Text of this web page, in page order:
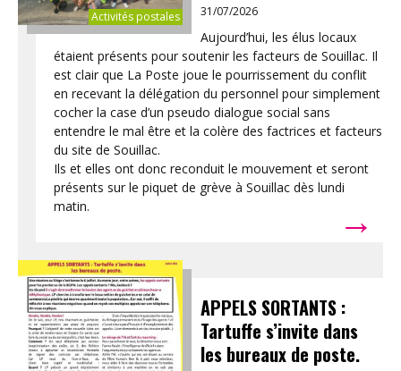
Activités postales 31/07/2026
Aujourd’hui, les élus locaux
étaient présents pour soutenir les facteurs de Souillac. Il
est clair que La Poste joue le pourrissement du conflit
en recevant la délégation du personnel pour simplement
cocher la case d’un pseudo dialogue social sans
entendre le mal être et la colère des factrices et facteurs
du site de Souillac.
Ils et elles ont donc reconduit le mouvement et seront
présents sur le piquet de grève à Souillac dès lundi
matin.
→
APPELS SORTANTS :
Tartuffe s’invite dans
les bureaux de poste.